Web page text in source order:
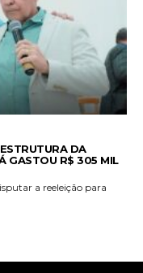
DA
GASTOU R$ 305 MIL
a reeleição para